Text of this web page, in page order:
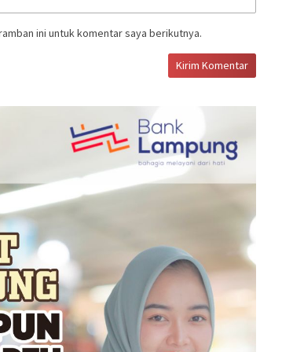
ini untuk komentar saya berikutnya.